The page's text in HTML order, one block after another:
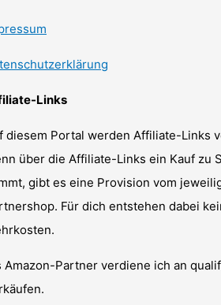
Links
diesem Portal werden Affiliate-Links
über die Affiliate-Links ein Kauf zu
gibt es eine Provision vom
Für dich entstehen dabei
Amazon-Partner verdiene ich an